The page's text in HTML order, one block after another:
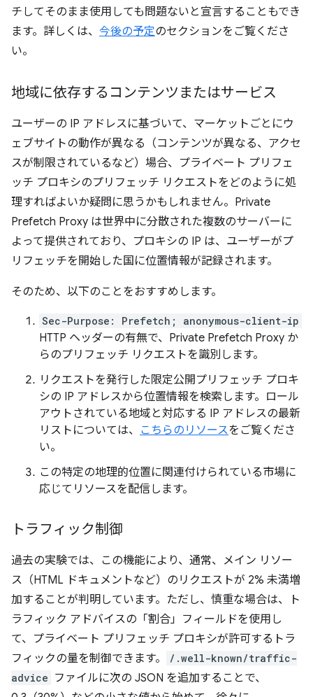
チしてそのまま使用しても問題ないと宣言することもでき
ます。詳しくは、 今後の予定のセクションをご覧くださ
い。
地域に依存するコンテンツまたはサービス
ユーザーの IP アドレスに基づいて、マーケットごとにウ
ェブサイトの動作が異なる（コンテンツが異なる、アクセ
スが制限されているなど）場合、プライベート プリフェ
ッチ プロキシのプリフェッチ リクエストをどのように処
理すればよいか疑問に思うかもしれません。Private
Prefetch Proxy は世界中に分散された複数のサーバーに
よって提供されており、プロキシの IP は、ユーザーがプ
リフェッチを開始した国に位置情報が記録されます。
そのため、以下のことをおすすめします。
Sec-Purpose: Prefetch; anonymous-client-ip
HTTP ヘッダーの有無で、Private Prefetch Proxy か
らのプリフェッチ リクエストを識別します。
リクエストを発行した限定公開プリフェッチ プロキ
シの IP アドレスから位置情報を検索します。ロール
アウトされている地域と対応する IP アドレスの最新
リストについては、 こちらのリソースをご覧くださ
い。
この特定の地理的位置に関連付けられている市場に
応じてリソースを配信します。
トラフィック制御
過去の実験では、この機能により、通常、メイン リソー
ス（HTML ドキュメントなど）のリクエストが 2% 未満増
加することが判明しています。ただし、慎重な場合は、ト
ラフィック アドバイスの「割合」フィールドを使用し
て、プライベート プリフェッチ プロキシが許可するトラ
フィックの量を制御できます。
/.well-known/traffic-
advice ファイルに次の JSON を追加することで、